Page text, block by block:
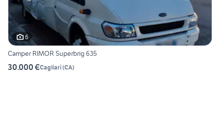
6
Camper RIMOR Superbrig 635
30.000 €Cagliari(CA)